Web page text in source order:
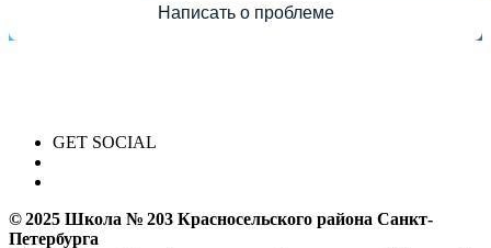
Написать о проблеме
GET SOCIAL
© 2025 Школа № 203 Красносельского района Санкт-
Петербурга